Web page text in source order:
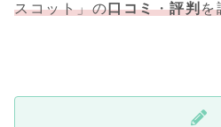
スコット」の口コミ・評判を